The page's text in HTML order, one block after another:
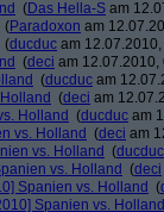
(Das Hella-S am
(Paradoxon am
(ducduc am
(deci am 12.07.2010,
(ducduc am
(deci am
Holland (ducduc am
vs. Holland (deci am
vs. Holland (ducduc
vs. Holland (deci
Spanien vs. Holland (
Spanien vs. Holland